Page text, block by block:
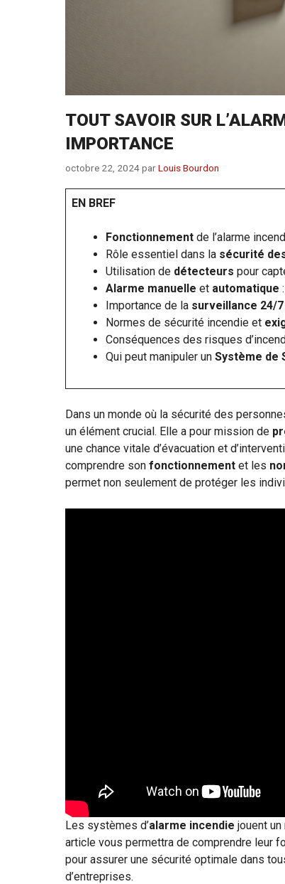
TOUT SAVOIR SUR
IMPORTANCE
octobre 22, 2024parLouis Bourdon
EN BREF
Fonctionnement de l’alarme
Rôle essentiel dans la sécurité
Utilisation de détecteurs pour
Alarme manuelle et automatique
Importance de la surveillance 24/7
Normes de sécurité incendie et
Conséquences des risques
Qui peut manipuler un Système de
Dans un monde où la sécurité des
un élément crucial. Elle a pour mission de
une chance vitale d’évacuation et
comprendre son fonctionnement et les
permet non seulement de protéger les
Les systèmes d’alarme incendie jouent
article vous permettra de comprendre leur
pour assurer une sécurité optimale dans
d’entreprises.